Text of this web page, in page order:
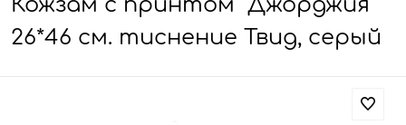
Кожзам с принтом "Джорджия"
26*46 см. тиснение Твид, серый